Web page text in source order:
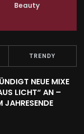
Beauty
TRENDY
NEUE MIXE
LICHT“ AN –
JAHRESENDE